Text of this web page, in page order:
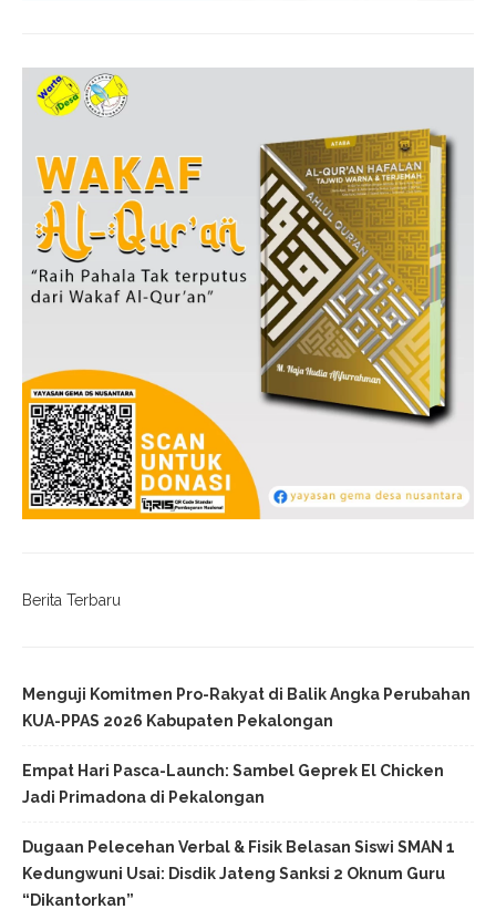
Berita Terbaru
Menguji Komitmen Pro-Rakyat di Balik Angka Perubahan
KUA-PPAS 2026 Kabupaten Pekalongan
Empat Hari Pasca-Launch: Sambel Geprek El Chicken
Jadi Primadona di Pekalongan
Dugaan Pelecehan Verbal & Fisik Belasan Siswi SMAN 1
Kedungwuni Usai: Disdik Jateng Sanksi 2 Oknum Guru
“Dikantorkan”